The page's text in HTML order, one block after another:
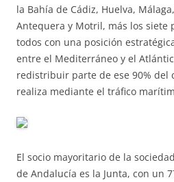
la Bahía de Cádiz, Huelva,
Antequera y Motril, más los siete
todos con una posición
entre el Mediterráneo y el
redistribuir parte de ese 90% del
realiza mediante el tráfico
El socio mayoritario de la
de Andalucía es la Junta, con un